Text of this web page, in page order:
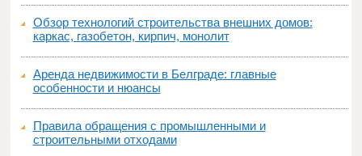
Обзор технологий строительства внешних домов:
каркас, газобетон, кирпич, монолит
Аренда недвижимости в Белграде: главные
особенности и нюансы
Правила обращения с промышленными и
строительными отходами